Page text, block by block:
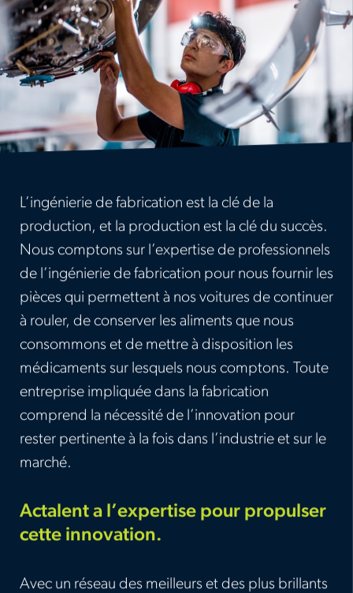
L’ingénierie de fabrication est la clé de la
production, et la production est la clé du succès.
Nous comptons sur l’expertise de professionnels
de l’ingénierie de fabrication pour nous fournir les
pièces qui permettent à nos voitures de continuer
à rouler, de conserver les aliments que nous
consommons et de mettre à disposition les
médicaments sur lesquels nous comptons. Toute
entreprise impliquée dans la fabrication
comprend la nécessité de l’innovation pour
rester pertinente à la fois dans l’industrie et sur le
marché.
Actalent a l’expertise pour propulser
cette innovation.
Avec un réseau des meilleurs et des plus brillants